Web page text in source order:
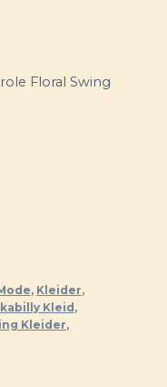
Floral Swing
, Kleider,
Kleid ,
Kleider,